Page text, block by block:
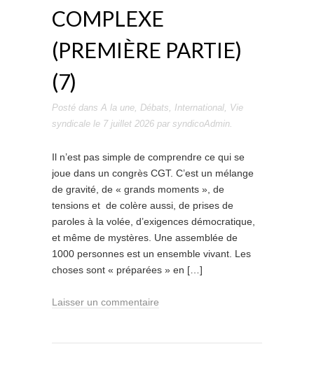
COMPLEXE
(PREMIÈRE PARTIE)
(7)
Posté dans A la une, Débats, International, Vie
syndicale le 7 juillet 2026 par syndicoAdmin.
Il n’est pas simple de comprendre ce qui se
joue dans un congrès CGT. C’est un mélange
de gravité, de « grands moments », de
tensions et de colère aussi, de prises de
paroles à la volée, d’exigences démocratique,
et même de mystères. Une assemblée de
1000 personnes est un ensemble vivant. Les
choses sont « préparées » en […]
Laisser un commentaire